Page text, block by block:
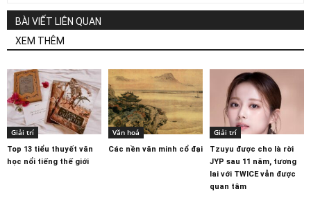
BÀI VIẾT LIÊN QUAN
XEM THÊM
Giải trí
Top 13 tiểu thuyết văn
học nổi tiếng thế giới
Văn hoá
Các nền văn minh cổ đại
Giải trí
Tzuyu được cho là rời
JYP sau 11 năm, tương
lai với TWICE vẫn được
quan tâm